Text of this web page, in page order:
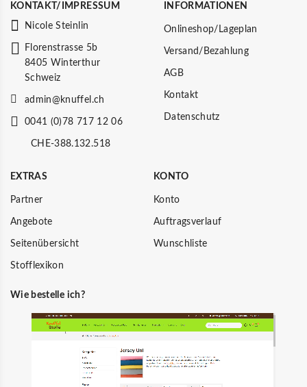
KONTAKT/IMPRESSUM
Nicole Steinlin
Florenstrasse 5b
8405 Winterthur
Schweiz
admin@knuffel.ch
0041 (0)78 717 12 06
CHE-388.132.518
INFORMATIONEN
Onlineshop/Lageplan
Versand/Bezahlung
AGB
Kontakt
Datenschutz
EXTRAS
Partner
Angebote
Seitenübersicht
Stofflexikon
KONTO
Konto
Auftragsverlauf
Wunschliste
Wie bestelle ich?